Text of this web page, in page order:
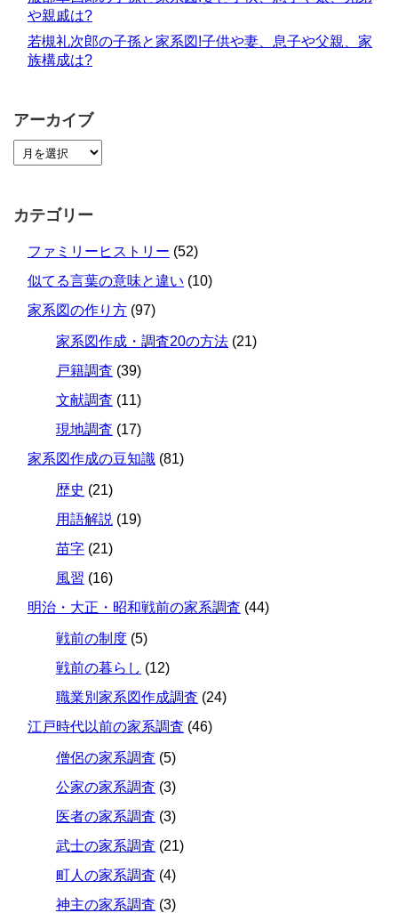
や親戚は?
若槻礼次郎の子孫と家系図!子供や妻、息子や父親、家
族構成は?
アーカイブ
カテゴリー
ファミリーヒストリー (52)
似てる言葉の意味と違い (10)
家系図の作り方 (97)
家系図作成・調査20の方法 (21)
戸籍調査 (39)
文献調査 (11)
現地調査 (17)
家系図作成の豆知識 (81)
歴史 (21)
用語解説 (19)
苗字 (21)
風習 (16)
明治・大正・昭和戦前の家系調査 (44)
戦前の制度 (5)
戦前の暮らし (12)
職業別家系図作成調査 (24)
江戸時代以前の家系調査 (46)
僧侶の家系調査 (5)
公家の家系調査 (3)
医者の家系調査 (3)
武士の家系調査 (21)
町人の家系調査 (4)
神主の家系調査 (3)